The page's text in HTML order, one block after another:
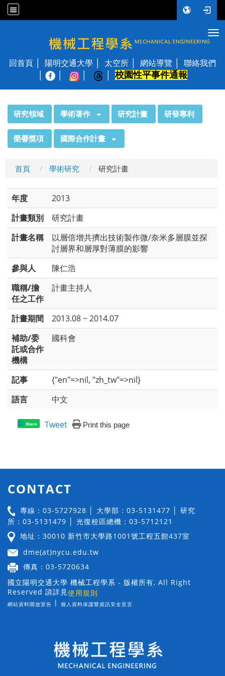
國立陽明交通大學 機械工程學系
回首頁 陽明交通大學 太空所 網站導覽
聯絡我們
校園性平事件通報
研究領域 學術著作 研究計畫 研發專利
榮譽獎項 國際合作計畫
首頁 學術研究 研究計畫
年度
2013
計畫類別
研究計畫
計畫名稱
以層倍增共擠出技術製作微/奈米多層膜並探
討層界和層厚對薄膜的影響
參與人
陳仁浩
職稱/擔
任之工作
計畫主持人
計畫期間
2013.08 ~ 2014.07
補助/委
託或合作
機構
國科會
記事
{"en"=>nil, "zh_tw"=>nil}
語言
中文
Share Tweet Print this page
CONTACT
專線：03-5727928 │ 大學部：03-5131477 │ 研究
所：03-5131479 │ 光復校區總機：03-5712121
地址：30010 新竹市大學路1001號工程五館437室
dme(at)nycu.edu.tw
傳真：03-5720634
國立陽明交通大學 機械工程學系 - 版權所有, All Right
Reserved 請詳見使用規則
網站資料開放宣告 | 個人資料保護暨資訊安全宣言